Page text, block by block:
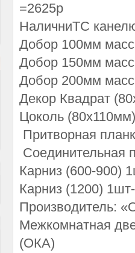
=2625р
НаличниТС
Добор 100мм
Добор 150мм
Добор 200мм
Декор Квадрат
Цоколь
Притворная
Соединительная
Карниз (600-900)
Карниз (1200)
Производитель:
Межкомнатная
(ОКА)